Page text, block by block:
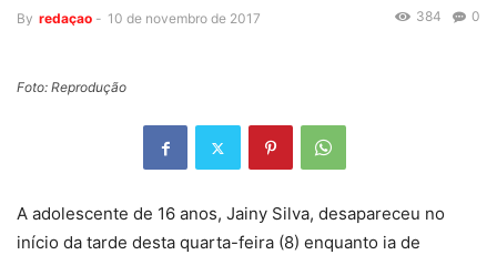
By redaçao - 10 de novembro de 2017 0
384
Foto: Reprodução
A adolescente de 16 anos, Jainy Silva, desapareceu no
início da tarde desta quarta-feira (8) enquanto ia de